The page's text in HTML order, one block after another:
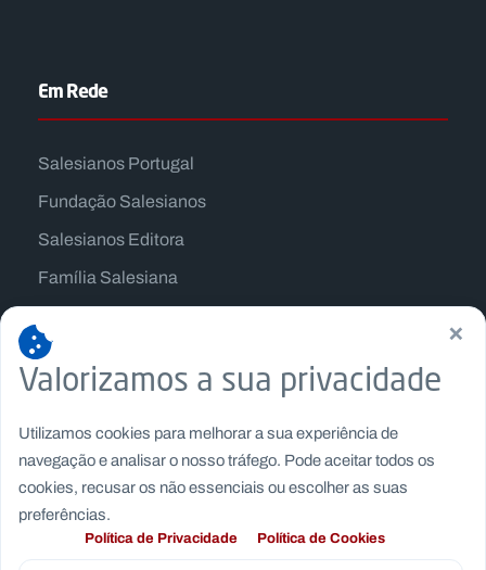
Em Rede
Salesianos Portugal
Fundação Salesianos
Salesianos Editora
Família Salesiana
Missão Dom Bosco
Jogos Nacionais Salesianos
×
Valorizamos a sua privacidade
Utilizamos cookies para melhorar a sua experiência de
navegação e analisar o nosso tráfego. Pode aceitar todos os
cookies, recusar os não essenciais ou escolher as suas
preferências.
Política de Privacidade Política de Cookies